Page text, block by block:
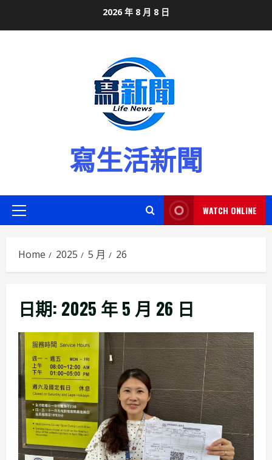
2026 年 8 月 8 日
寫生活新聞
Primary
WATCH ONLINE
Home 2025 5 月 26
日期: 2025 年 5 月 26 日